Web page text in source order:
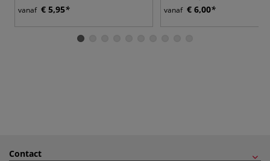
vanaf € 5,95 vanaf € 6,00
Contact